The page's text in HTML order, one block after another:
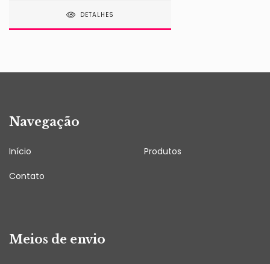
DETALHES
Navegação
Início Produtos
Contato
Meios de envio